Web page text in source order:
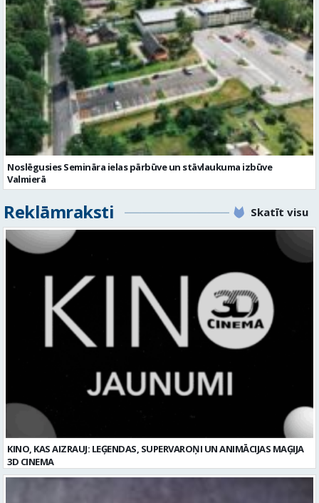
Noslēgusies Semināra ielas pārbūve un stāvlaukuma izbūve
Valmierā
Reklāmraksti Skatīt visu
KINO, KAS AIZRAUJ: LEĢENDAS, SUPERVAROŅI UN ANIMĀCIJAS MAĢIJA
3D CINEMA